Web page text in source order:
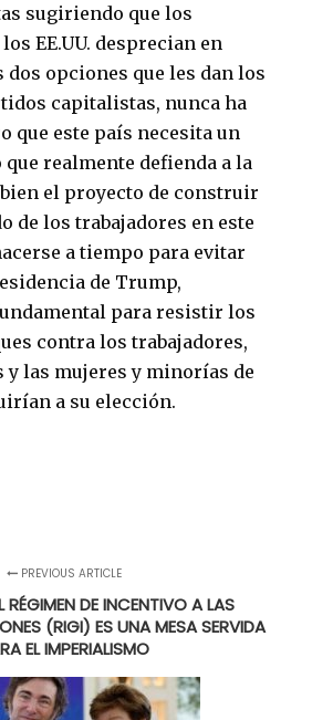
sugiriendo que los
EE.UU. desprecian en
dos opciones que les dan los
capitalistas, nunca ha
que este país necesita un
realmente defienda a la
el proyecto de construir
de los trabajadores en este
a tiempo para evitar
de Trump,
para resistir los
contra los trabajadores,
las mujeres y minorías de
a su elección.
PREVIOUS ARTICLE
RÉGIMEN DE INCENTIVO A LAS
(RIGI) ES UNA MESA SERVIDA
EL IMPERIALISMO